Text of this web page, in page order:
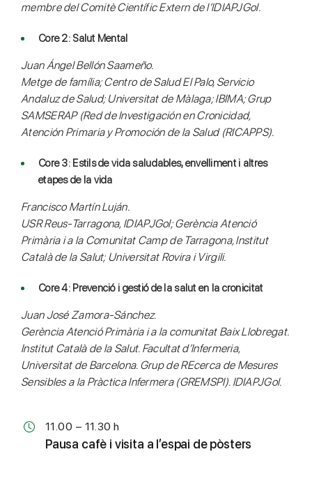
membre del Comitè Científic Extern de l’IDIAPJGol.
Core 2: Salut Mental
Juan Ángel Bellón Saameño.
Metge de família; Centro de Salud El Palo, Servicio
Andaluz de Salud; Universitat de Màlaga; IBIMA; Grup
SAMSERAP (Red de Investigación en Cronicidad,
Atención Primaria y Promoción de la Salud (RICAPPS).
Core 3: Estils de vida saludables, envelliment i altres
etapes de la vida
Francisco Martín Luján.
USR Reus-Tarragona, IDIAPJGol; Gerència Atenció
Primària i a la Comunitat Camp de Tarragona, Institut
Català de la Salut; Universitat Rovira i Virgili.
Core 4: Prevenció i gestió de la salut en la cronicitat
Juan José Zamora-Sánchez.
Gerència Atenció Primària i a la comunitat Baix Llobregat.
Institut Català de la Salut. Facultat d’Infermeria,
Universitat de Barcelona. Grup de REcerca de Mesures
Sensibles a la Pràctica Infermera (GREMSPI). IDIAPJGol.
11.00 – 11.30 h
Pausa cafè i visita a l’espai de pòsters